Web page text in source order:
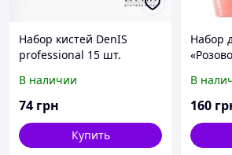
Набор кистей DenIS
professional 15 шт.
В наличии
74 грн
Купить
Набор
В
160